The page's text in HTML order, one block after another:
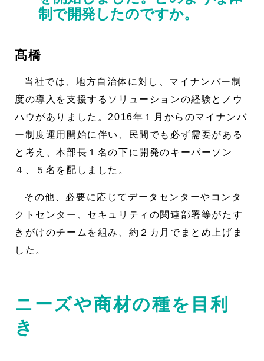
制で開発したのですか。
髙橋
当社では、地方自治体に対し、マイナンバー制
度の導入を支援するソリューションの経験とノウ
ハウがありました。2016年１月からのマイナンバ
ー制度運用開始に伴い、民間でも必ず需要がある
と考え、本部長１名の下に開発のキーパーソン
４、５名を配しました。
その他、必要に応じてデータセンターやコンタ
クトセンター、セキュリティの関連部署等がたす
きがけのチームを組み、約２カ月でまとめ上げま
した。
ニーズや商材の種を目利
き